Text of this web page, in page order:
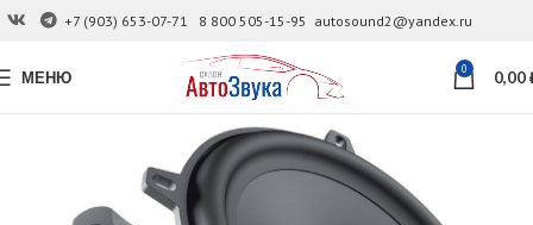
+7 (903) 653-07-71 8 800 505-15-95 autosound2@yandex.ru
МЕНЮ 0 0,00